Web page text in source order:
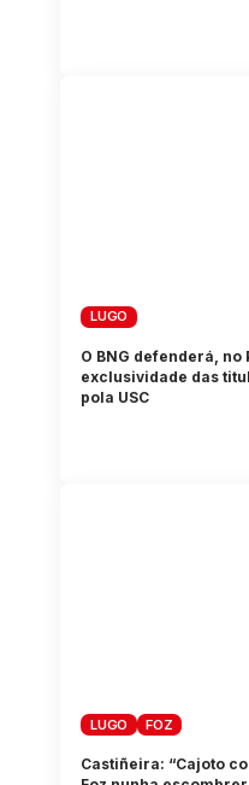
LUGO
O BNG defenderá,
exclusividade das
pola USC
LUGO FOZ
Castiñeira: “Cajoto